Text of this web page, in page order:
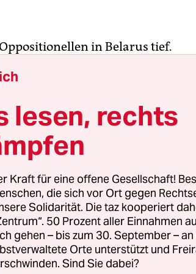
in Belarus tief.
gezählt, so viele wie schon
offiziell 633 Menschen
prominente Festnahme
Nachrichtenseite tut.by
Kolesnikowa von
19-Masken in einen Kleinbus
oppositionelle
eines der letzten noch im
vermutet eine Festnahme.
lesen, rechts
Kraft für eine offene Gesellschaft!
die sich vor Ort gegen
Solidarität. Die taz kooperiert
50 Prozent aller Einnahmen
gehen – bis zum 30. September –
Orte unterstützt und
Sind Sie dabei?